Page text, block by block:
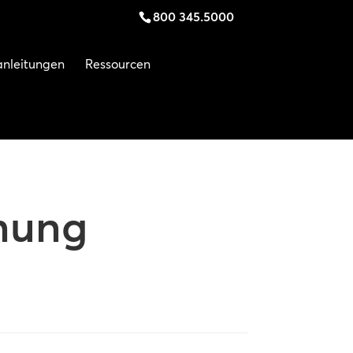
800 345.5000
Ressourcen